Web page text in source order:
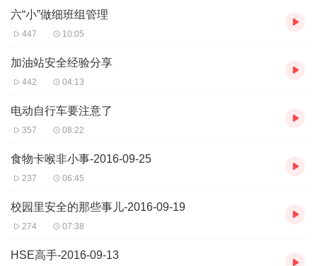
六“小”做细班组管理
447 10:05
加油站安全经验分享
442 04:13
电动自行车要注意了
357 08:22
食物卡喉非小事-2016-09-25
237 06:45
校园里安全的那些事儿-2016-09-19
274 07:38
HSE高手-2016-09-13